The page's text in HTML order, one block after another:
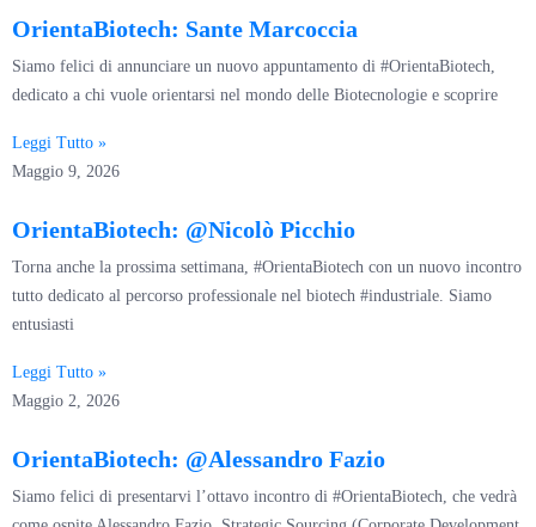
OrientaBiotech: Sante Marcoccia
Siamo felici di annunciare un nuovo appuntamento di #OrientaBiotech,
dedicato a chi vuole orientarsi nel mondo delle Biotecnologie e scoprire
Leggi Tutto »
Maggio 9, 2026
OrientaBiotech: @Nicolò Picchio
Torna anche la prossima settimana, #OrientaBiotech con un nuovo incontro
tutto dedicato al percorso professionale nel biotech #industriale. Siamo
entusiasti
Leggi Tutto »
Maggio 2, 2026
OrientaBiotech: @Alessandro Fazio
Siamo felici di presentarvi l’ottavo incontro di #OrientaBiotech, che vedrà